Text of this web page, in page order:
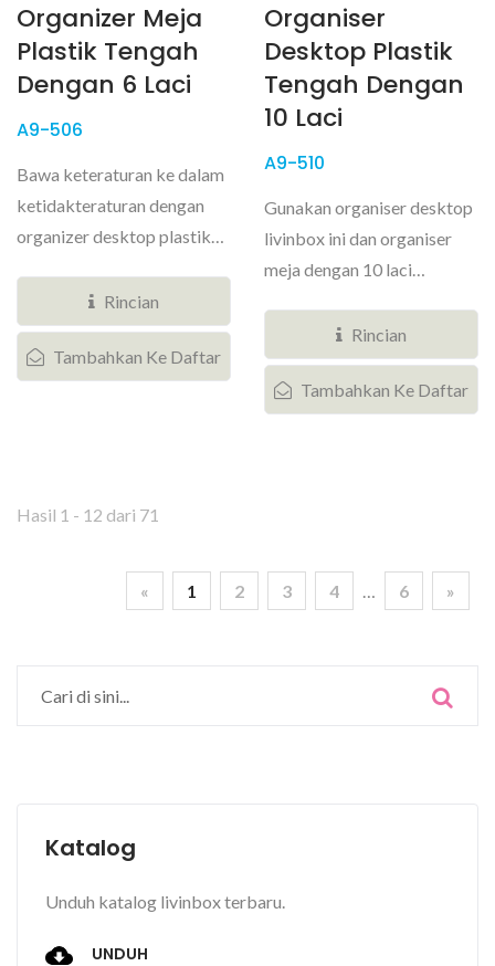
Organizer Meja
Plastik Tengah
Dengan 6 Laci
A9-506
Bawa keteraturan ke dalam
ketidakteraturan dengan
organizer desktop plastik
organizer... Rincian
Tambahkan Ke Daftar
Organiser
Desktop Plastik
Tengah Dengan
10 Laci
A9-510
Gunakan organiser desktop
livinbox ini dan organiser
meja dengan 10 laci
Rincian
Tambahkan Ke Daftar
Hasil 1 - 12 dari 71
« 1 2 3 4 … 6 »
Katalog
Unduh katalog livinbox terbaru.
UNDUH